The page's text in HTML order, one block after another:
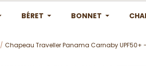
BÉRET BONNET
Chapeau Traveller Panama Carnaby UPF50+